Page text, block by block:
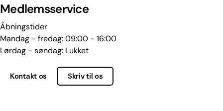
Medlemsservice
Åbningstider
Mandag - fredag: 09:00 - 16:00
Lørdag - søndag: Lukket
Kontakt os Skriv til os